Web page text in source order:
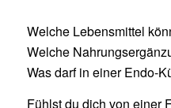
Welche Lebensmittel
Welche
Was darf in einer Endo-
Fühlst du dich von einer